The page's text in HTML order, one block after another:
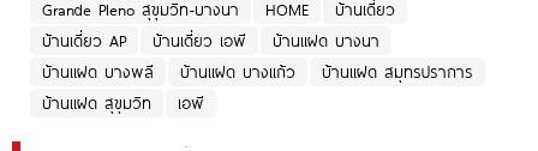
Grande Pleno สุขุมวิท-บางนา
HOME
บ้านเดี่ยว
บ้านเดี่ยว AP
บ้านเดี่ยว เอพี
บ้านแฝด บางนา
บ้านแฝด บางพลี
บ้านแฝด บางแก้ว
บ้านแฝด สมุทรปราการ
บ้านแฝด สุขุมวิท
เอพี